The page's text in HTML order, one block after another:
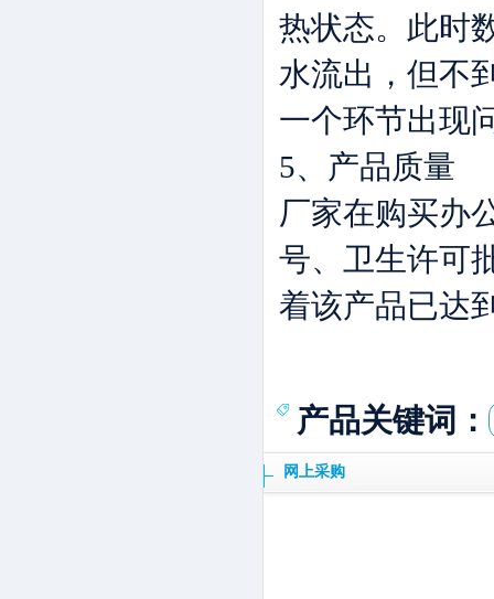
热状态。此时
水流出，但不
一个环节出现
5、产品质量
厂家在购买办
号、卫生许可
着该产品已达
产品关键词：
网上采购